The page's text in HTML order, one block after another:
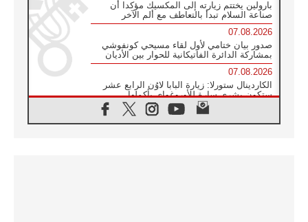
بارولين يختتم زيارته إلى المكسيك مؤكدا أن
صناعة السلام تبدأ بالتعاطف مع ألم الآخر
07.08.2026
صدور بيان ختامي لأول لقاء مسيحي كونفوشي
بمشاركة الدائرة الفاتيكانية للحوار بين الأديان
07.08.2026
الكاردينال ستورلا: زيارة البابا لاوُن الرابع عشر
ستكون بشرى سارة للأوروغواي بأكملها
الفاتيكان يعلن برنامج الزيارة الرسولية للبابا لاوُن